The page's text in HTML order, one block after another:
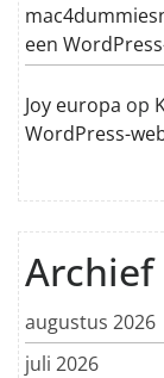
een
Joy europa op
WordPress-
Archief
augustus 2026
juli 2026